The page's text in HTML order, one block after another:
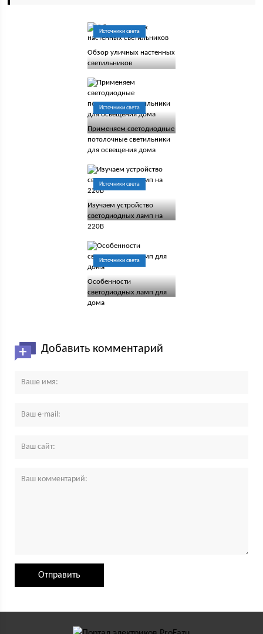
Источники света
Обзор уличных настенных
светильников
Источники света
Применяем светодиодные
потолочные светильники
для освещения дома
Источники света
Изучаем устройство
светодиодных ламп на
220В
Источники света
Особенности
светодиодных ламп для
дома
Добавить комментарий